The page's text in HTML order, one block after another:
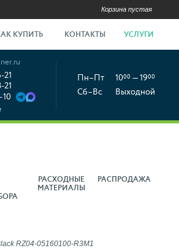
Корзина пустая
КУПИТЬ КОНТАКТЫ УСЛУГИ
21
21
10
Пн–Пт 1000 — 1900
Сб–Вс Выходной
РАСХОДНЫЕ
МАТЕРИАЛЫ
РАСПРОДАЖА
RZ04-05160100-R3M1